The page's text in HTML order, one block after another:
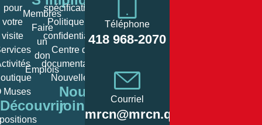
pour
votre
visite
Muses
Découvrir
Membres
Faire
un
don
Emplois
spéciﬁcations
Politique de
conﬁdentialité
Centre de
documentation
Nouvelles
Nous
joindre
Téléphone
418 968-2070
Courriel
mrcn@mrcn.qc.ca